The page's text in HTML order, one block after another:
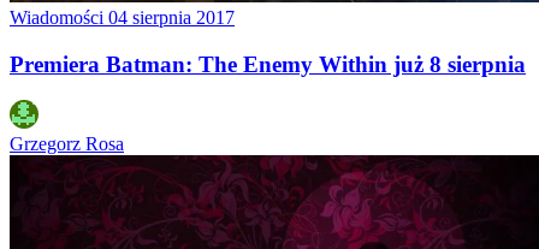
Wiadomości 04 sierpnia 2017
Premiera Batman: The Enemy Within już 8 sierpnia
Grzegorz Rosa